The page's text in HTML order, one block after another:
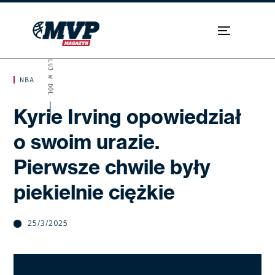
NBA
Kyrie Irving opowiedział
o swoim urazie.
Pierwsze chwile były
piekielnie ciężkie
25/3/2025
SKROLUJ W DÓŁ